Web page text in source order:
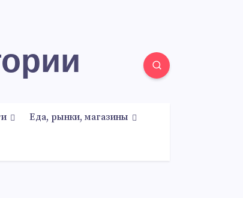
Еда, рынки, магазины